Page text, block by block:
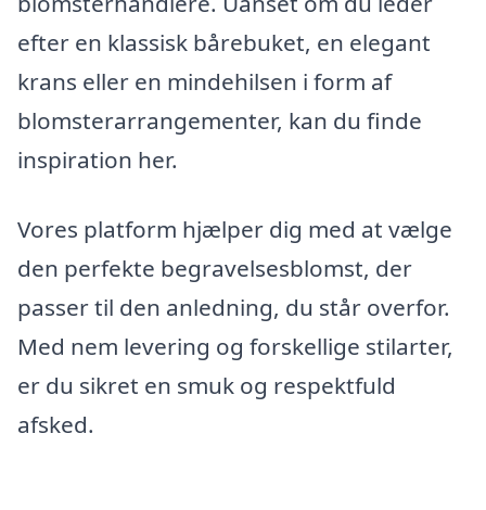
efter en klassisk bårebuket, en elegant
krans eller en mindehilsen i form af
blomsterarrangementer, kan du finde
inspiration her.
Vores platform hjælper dig med at vælge
den perfekte begravelsesblomst, der
passer til den anledning, du står overfor.
Med nem levering og forskellige stilarter,
er du sikret en smuk og respektfuld
afsked.